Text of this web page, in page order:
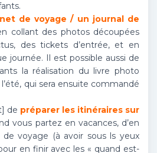
de voyage / un journal de
collant des photos découpées
des tickets d’entrée, et en
journée. Il est possible aussi de
la réalisation du livre photo
qui sera ensuite commandé
de préparer les itinéraires sur
vous partez en vacances, d’en
voyage (à avoir sous ls yeux
en finir avec les « quand est-